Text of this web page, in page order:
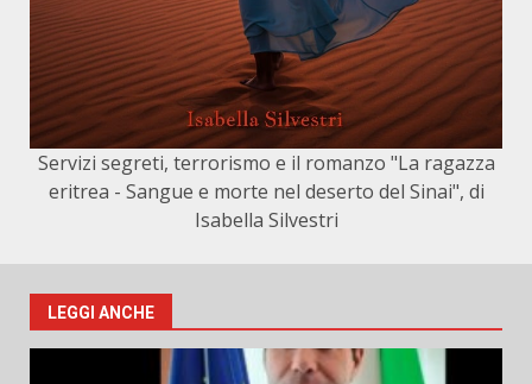
Servizi segreti, terrorismo e il romanzo "La ragazza
eritrea - Sangue e morte nel deserto del Sinai", di
Isabella Silvestri
LEGGI ANCHE